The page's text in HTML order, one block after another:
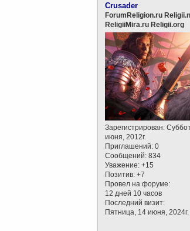
Crusader
ForumReligion.ru
ReligiiMira.ru Religii.org
Зарегистрирован:
июня, 2012г.
Приглашений: 0
Сообщений: 834
Уважение: +15
Позитив: +7
Провел на форуме:
12 дней 10 часов
Последний визит:
Пятница, 14 июня, 2024г.